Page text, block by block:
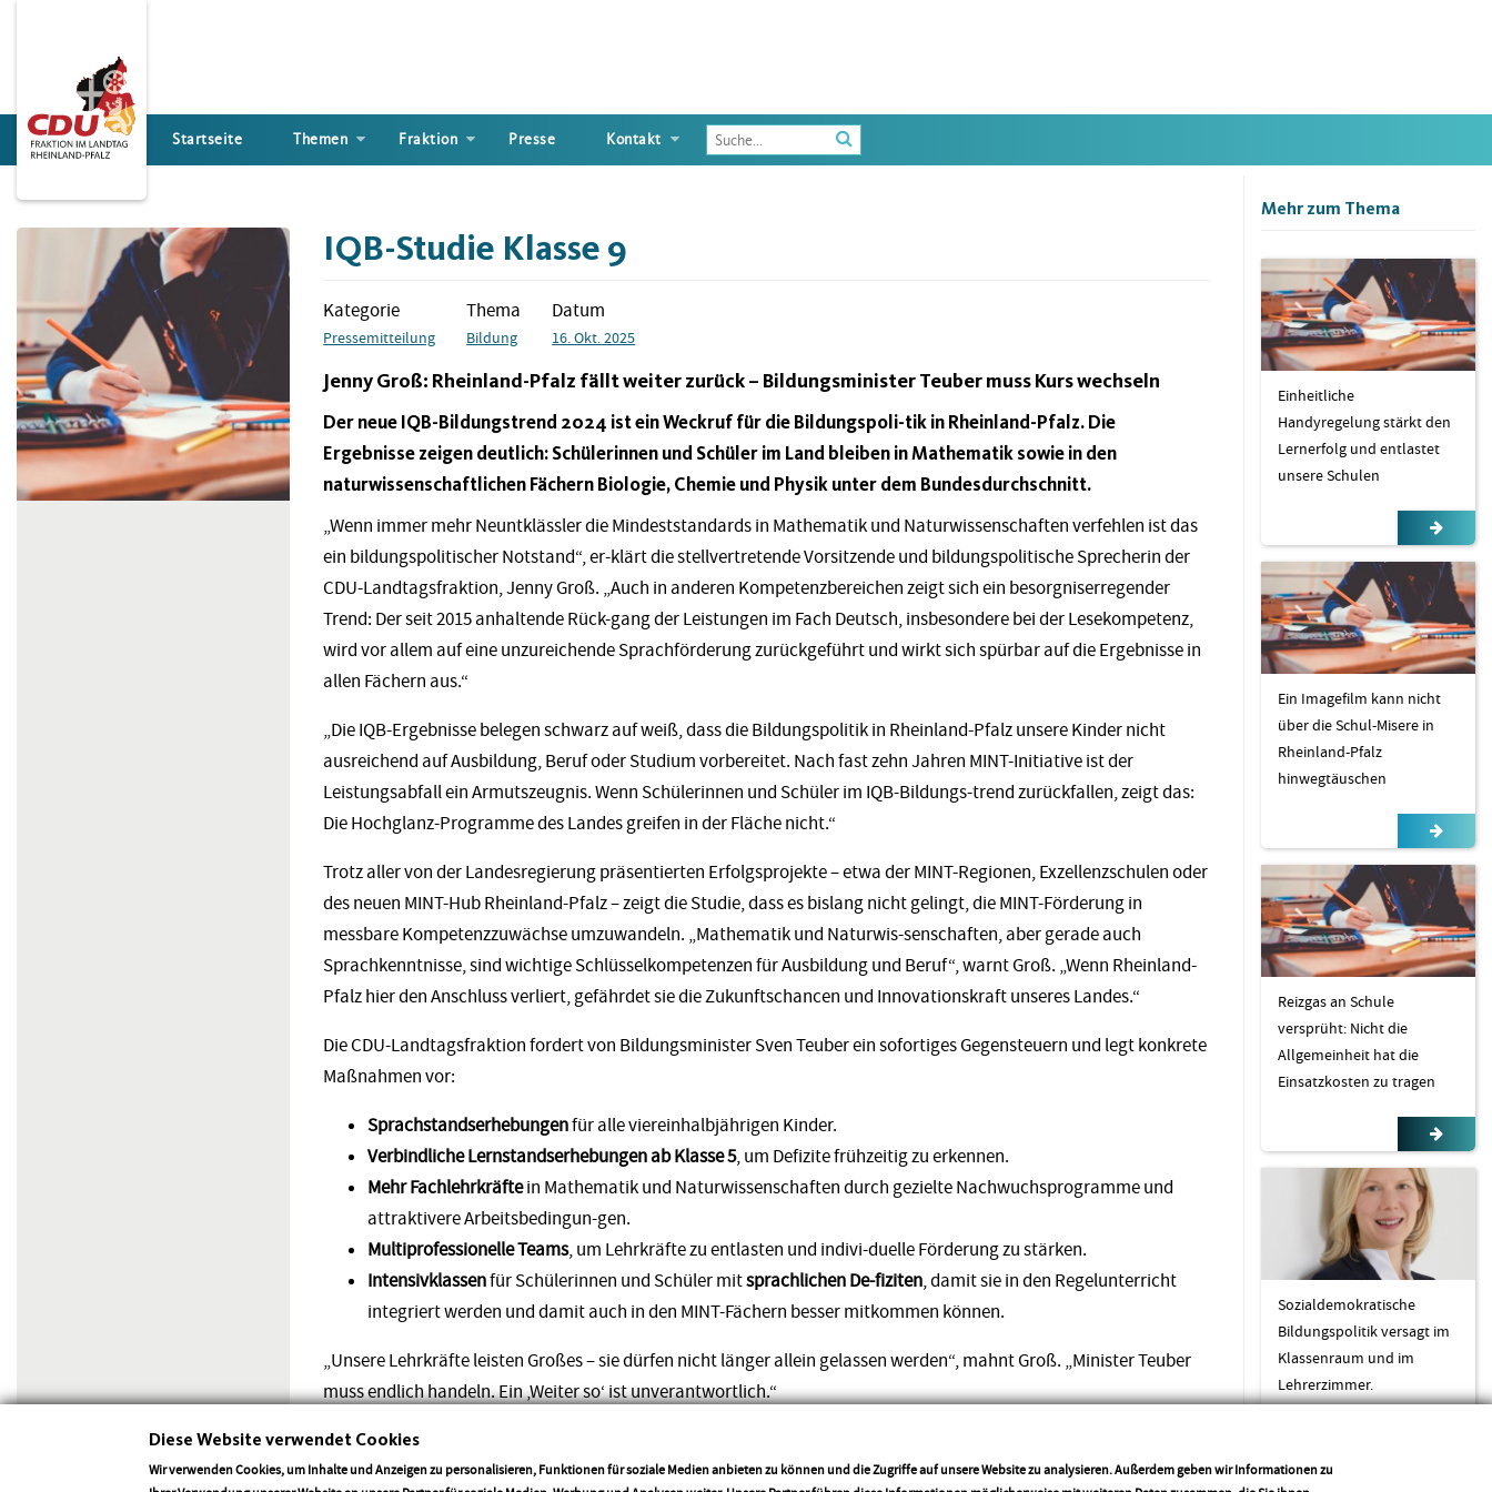
Startseite Themen Fraktion Presse Kontakt
Enter
the
IQB-Studie Klasse 9
Kategorie
Pressemitteilung
Thema
Bildung
Datum
16. Okt. 2025
Jenny Groß: Rheinland-Pfalz fällt weiter zurück – Bildungsminister Teuber muss Kurs wechseln
Der neue IQB-Bildungstrend 2024 ist ein Weckruf für die Bildungspoli-tik in Rheinland-Pfalz. Die
Ergebnisse zeigen deutlich: Schülerinnen und Schüler im Land bleiben in Mathematik sowie in den
naturwissenschaftlichen Fächern Biologie, Chemie und Physik unter dem Bundesdurchschnitt.
„Wenn immer mehr Neuntklässler die Mindeststandards in Mathematik und Naturwissenschaften verfehlen ist das
ein bildungspolitischer Notstand“, er-klärt die stellvertretende Vorsitzende und bildungspolitische Sprecherin der
CDU-Landtagsfraktion, Jenny Groß. „Auch in anderen Kompetenzbereichen zeigt sich ein besorgniserregender
Trend: Der seit 2015 anhaltende Rück-gang der Leistungen im Fach Deutsch, insbesondere bei der Lesekompetenz,
wird vor allem auf eine unzureichende Sprachförderung zurückgeführt und wirkt sich spürbar auf die Ergebnisse in
allen Fächern aus.“
„Die IQB-Ergebnisse belegen schwarz auf weiß, dass die Bildungspolitik in Rheinland-Pfalz unsere Kinder nicht
ausreichend auf Ausbildung, Beruf oder Studium vorbereitet. Nach fast zehn Jahren MINT-Initiative ist der
Leistungsabfall ein Armutszeugnis. Wenn Schülerinnen und Schüler im IQB-Bildungs-trend zurückfallen, zeigt das:
Die Hochglanz-Programme des Landes greifen in der Fläche nicht.“
Trotz aller von der Landesregierung präsentierten Erfolgsprojekte – etwa der MINT-Regionen, Exzellenzschulen oder
des neuen MINT-Hub Rheinland-Pfalz – zeigt die Studie, dass es bislang nicht gelingt, die MINT-Förderung in
messbare Kompetenzzuwächse umzuwandeln. „Mathematik und Naturwis-senschaften, aber gerade auch
Sprachkenntnisse, sind wichtige Schlüsselkompetenzen für Ausbildung und Beruf“, warnt Groß. „Wenn Rheinland-
Pfalz hier den Anschluss verliert, gefährdet sie die Zukunftschancen und Innovationskraft unseres Landes.“
Die CDU-Landtagsfraktion fordert von Bildungsminister Sven Teuber ein sofortiges Gegensteuern und legt konkrete
Maßnahmen vor:
Sprachstandserhebungenfür alle viereinhalbjährigen Kinder.
Verbindliche Lernstandserhebungen ab Klasse 5, um Defizite frühzeitig zu erkennen.
Mehr Fachlehrkräftein Mathematik und Naturwissenschaften durch gezielte Nachwuchsprogramme und
attraktivere Arbeitsbedingun-gen.
Multiprofessionelle Teams, um Lehrkräfte zu entlasten und indivi-duelle Förderung zu stärken.
Intensivklassenfür Schülerinnen und Schüler mitsprachlichen De-fiziten, damit sie in den Regelunterricht
integriert werden und damit auch in den MINT-Fächern besser mitkommen können.
„Unsere Lehrkräfte leisten Großes – sie dürfen nicht länger allein gelassen werden“, mahnt Groß. „Minister Teuber
muss endlich handeln. Ein ‚Weiter so‘ ist unverantwortlich.“
Zugleich fordert die CDU-Landtagsfraktion, dass die Landesregierung bis zum Frühjahr einen konkreten
Maßnahmenplan zur Stärkung der Sprach- und MINT-Kompetenzen vorlegt – mit klaren Zielen,
Mehr zum Thema
Einheitliche
Handyregelung stärkt den
Lernerfolg und entlastet
unsere Schulen
Ein Imagefilm kann nicht
über die Schul-Misere in
Rheinland-Pfalz
hinwegtäuschen
Reizgas an Schule
versprüht: Nicht die
Allgemeinheit hat die
Einsatzkosten zu tragen
Sozialdemokratische
Bildungspolitik versagt im
Klassenraum und im
Lehrerzimmer.
Diese Website verwendet Cookies
Wir verwenden Cookies, um Inhalte und Anzeigen zu personalisieren, Funktionen für soziale Medien anbieten zu können und die Zugriffe auf unsere Website zu analysieren. Außerdem geben wir Informationen zu